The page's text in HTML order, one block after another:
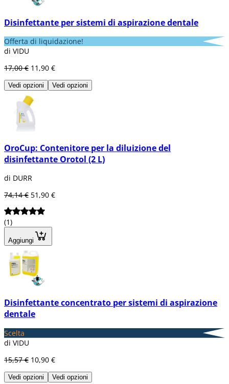
Disinfettante per sistemi di aspirazione dentale
Offerta di liquidazione!
di VIDU
17,00 € 11,90 €
Vedi opzioni Vedi opzioni
OroCup: Contenitore per la diluizione del
disinfettante Orotol (2 L)
di DURR
74,14 € 51,90 €
(1)
Aggiungi
Disinfettante concentrato per sistemi di aspirazione
dentale
Scelta
di VIDU
15,57 € 10,90 €
Vedi opzioni Vedi opzioni